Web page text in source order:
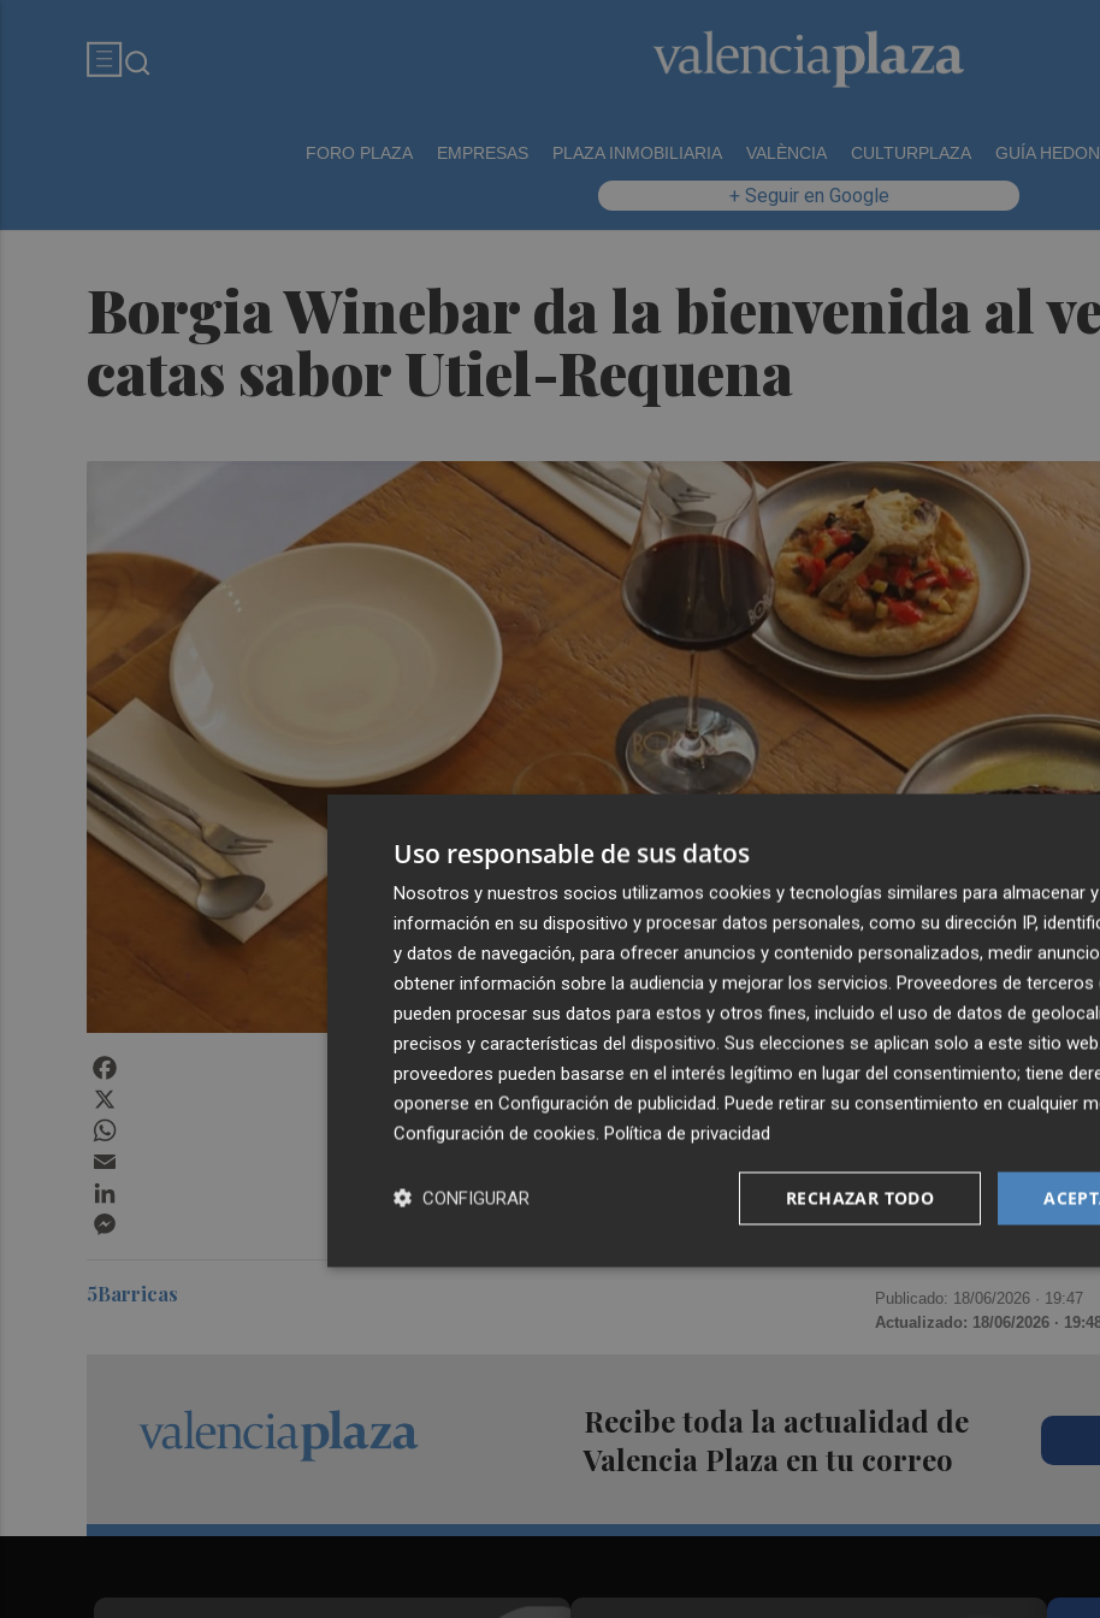
FORO PLAZA EMPRESAS PLAZA INMOBILIARIA VALÈNCIA CULTURPLAZA GUÍA
+ Seguir en Google
Borgia Winebar da la bienvenida al
catas sabor Utiel-Requena
5Barricas Publicado: 18/06/2026 · 19:47
Actualizado: 18/06/2026 ·
Recibe toda la actualidad de
Valencia Plaza en tu correo
Uso responsable de sus datos
Nosotros y nuestros socios utilizamos cookies y tecnologías similares para almacenar
información en su dispositivo y procesar datos personales, como su dirección IP,
y datos de navegación, para ofrecer anuncios y contenido personalizados, medir
obtener información sobre la audiencia y mejorar los servicios. Proveedores de terceros
pueden procesar sus datos para estos y otros fines, incluido el uso de datos de
precisos y características del dispositivo. Sus elecciones se aplican solo a este sitio
proveedores pueden basarse en el interés legítimo en lugar del consentimiento; tiene
oponerse en Configuración de publicidad. Puede retirar su consentimiento en cualquier
Configuración de cookies. Política de privacidad
RECHAZAR TODO
CONFIGURAR